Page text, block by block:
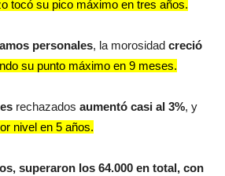
tocó su pico máximo en tres años.
personales, la morosidad creció
su punto máximo en 9 meses.
rechazados aumentó casi al 3%, y
nivel en 5 años.
superaron los 64.000 en total, con